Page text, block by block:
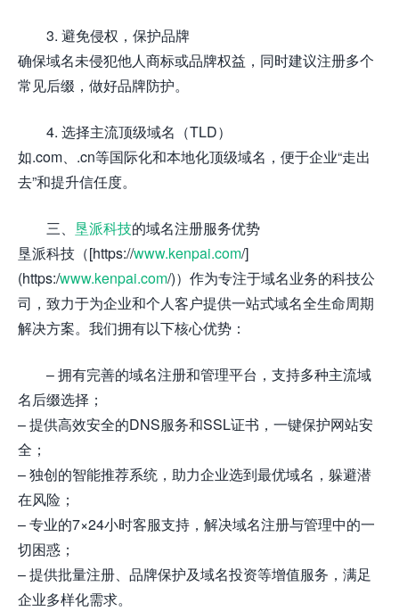
3. 避免侵权，保护品牌
确保域名未侵犯他人商标或品牌权益，同时建议注册多个
常见后缀，做好品牌防护。
4. 选择主流顶级域名（TLD）
如.com、.cn等国际化和本地化顶级域名，便于企业“走出
去”和提升信任度。
三、 垦派科技的域名注册服务优势
垦派科技（[https://www.kenpai.com/]
(https:/www.kenpai.com/)）作为专注于域名业务的科技公
司，致力于为企业和个人客户提供一站式域名全生命周期
解决方案。我们拥有以下核心优势：
– 拥有完善的域名注册和管理平台，支持多种主流域
名后缀选择；
– 提供高效安全的DNS服务和SSL证书，一键保护网站安
全；
– 独创的智能推荐系统，助力企业选到最优域名，躲避潜
在风险；
– 专业的7×24小时客服支持，解决域名注册与管理中的一
切困惑；
– 提供批量注册、品牌保护及域名投资等增值服务，满足
企业多样化需求。